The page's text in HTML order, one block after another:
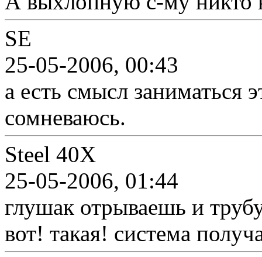
SE
25-05-2006, 00:43
а есть смысл заниматься
сомневаюсь.
Steel 40X
25-05-2006, 01:44
глушак отрываешь и
вот! такая! система